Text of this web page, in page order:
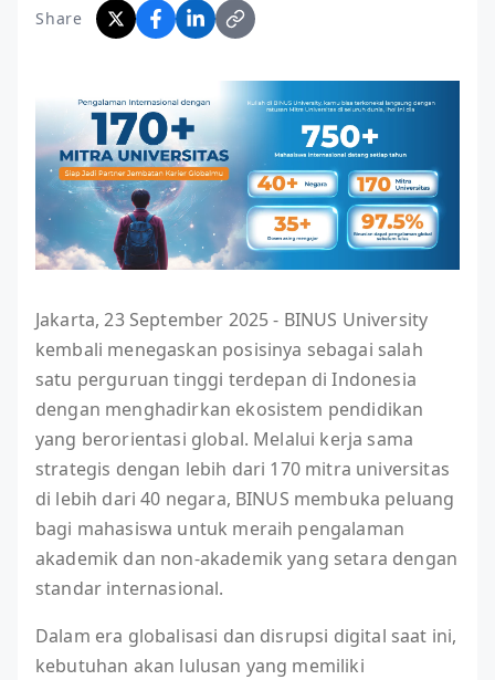
Share
Jakarta, 23 September 2025 - BINUS University
kembali menegaskan posisinya sebagai salah
satu perguruan tinggi terdepan di Indonesia
dengan menghadirkan ekosistem pendidikan
yang berorientasi global. Melalui kerja sama
strategis dengan lebih dari 170 mitra universitas
di lebih dari 40 negara, BINUS membuka peluang
bagi mahasiswa untuk meraih pengalaman
akademik dan non-akademik yang setara dengan
standar internasional.
Dalam era globalisasi dan disrupsi digital saat ini,
kebutuhan akan lulusan yang memiliki